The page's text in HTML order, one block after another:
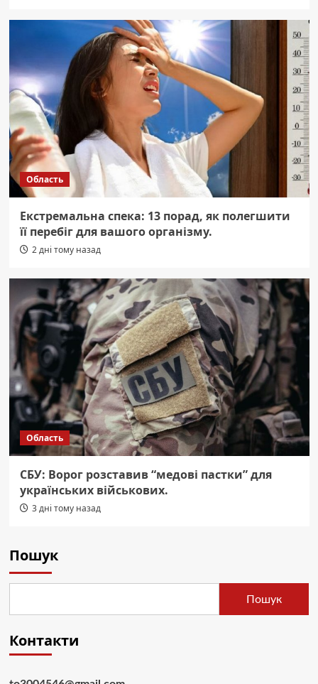
Область
Екстремальна спека: 13 порад, як полегшити
її перебіг для вашого організму.
2 дні тому назад
Область
СБУ: Ворог розставив “медові пастки” для
українських військових.
3 дні тому назад
Пошук
Пошук
Контакти